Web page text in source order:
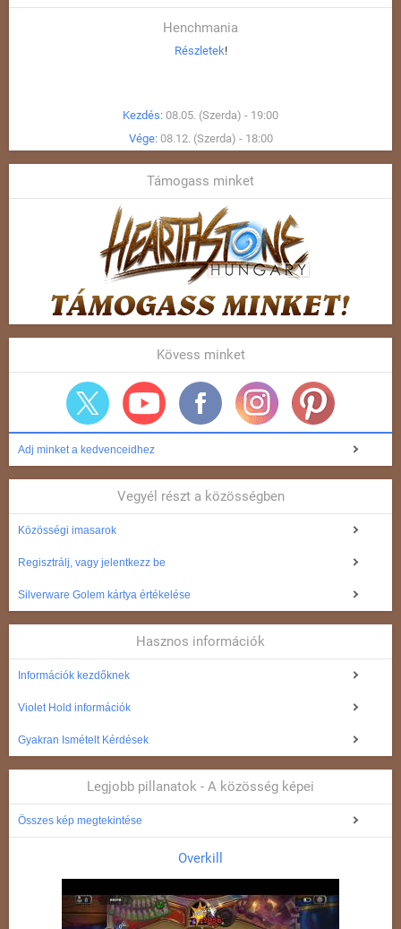
Henchmania
Részletek!
Kezdés: 08.05. (Szerda) - 19:00
Vége: 08.12. (Szerda) - 18:00
Támogass minket
Kövess minket
Adj minket a kedvenceidhez
Vegyél részt a közösségben
Közösségi imasarok
Regisztrálj, vagy jelentkezz be
Silverware Golem kártya értékelése
Hasznos információk
Információk kezdőknek
Violet Hold információk
Gyakran Ismételt Kérdések
Legjobb pillanatok - A közösség képei
Összes kép megtekintése
Overkill